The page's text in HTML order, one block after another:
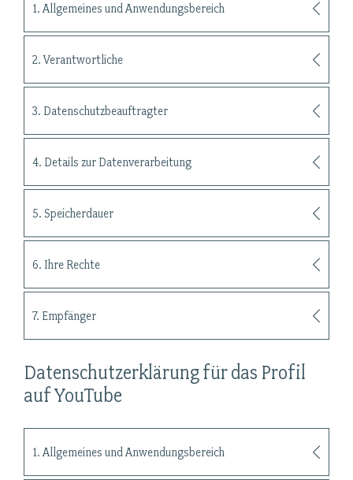
1. Allgemeines und Anwendungsbereich
2. Verantwortliche
3. Datenschutzbeauftragter
4. Details zur Datenverarbeitung
5. Speicherdauer
6. Ihre Rechte
7. Empfänger
Datenschutzerklärung für das Profil
auf YouTube
1. Allgemeines und Anwendungsbereich